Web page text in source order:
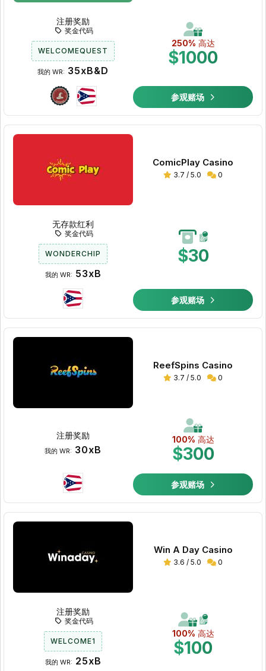
250% 高达
$1000
注册奖励
奖金代码
WELCOMEQUEST
我的 WR: 35xB&D
参观赌场
ComicPlay Casino
3.7 / 5.0 0
$30
无存款红利
奖金代码
WONDERCHIP
我的 WR: 53xB
参观赌场
ReefSpins Casino
3.7 / 5.0 0
100% 高达
$300
注册奖励
我的 WR: 30xB
参观赌场
Win A Day Casino
3.6 / 5.0 0
100% 高达
$100
注册奖励
奖金代码
WELCOME1
我的 WR: 25xB